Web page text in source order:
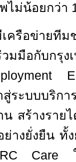
ไม่น้อยกว่า
ครือข่ายทีม
มือกับกรุงเ
ระบบบริก
น สร้างรา
างยั่งยืน ทั้
Care